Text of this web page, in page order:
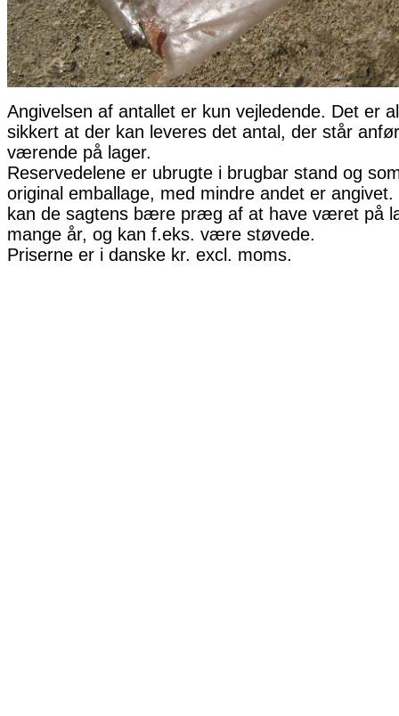
Angivelsen af antallet er kun vejledende. Det er
sikkert at der kan leveres det antal, der står
værende på lager.
Reservedelene er ubrugte i brugbar stand og
original emballage, med mindre andet er angivet.
kan de sagtens bære præg af at have været på
mange år, og kan f.eks. være støvede.
Priserne er i danske kr. excl. moms.